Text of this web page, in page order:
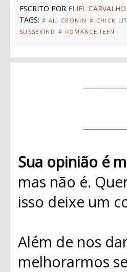
ESCRITO POR ELIEL CARVALHO
TAGS: # ALI CRONIN # CHICK LIT
SUSSEKIND # ROMANCE TEEN
Sua opinião é
mas não é.
isso deixe um
Além de nos
melhorarmos